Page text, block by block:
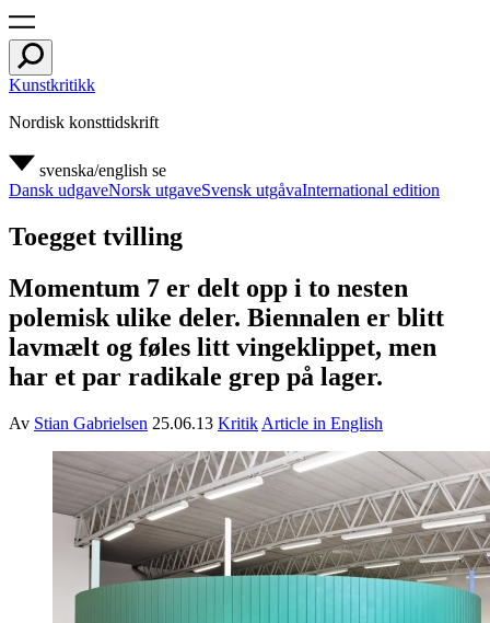
Kunstkritikk
Nordisk konsttidskrift
svenska/english se
Dansk udgaveNorsk utgaveSvensk utgåvaInternational edition
Toegget tvilling
Momentum 7 er delt opp i to nesten
polemisk ulike deler. Biennalen er blitt
lavmælt og føles litt vingeklippet, men
har et par radikale grep på lager.
Av Stian Gabrielsen 25.06.13 Kritik Article in English